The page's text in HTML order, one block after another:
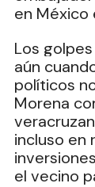
en México
Los
aún
políticos
Morena
incluso en
el vecino